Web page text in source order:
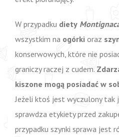
W przypadku diety
wszystkim na ogórki oraz
konserwowych, które nie
graniczy raczej z cudem.
kiszone mogą posiadać w
Jeżeli ktoś jest wyczulony tak
sprawdza etykiety przed
przypadku szynki sprawa jest